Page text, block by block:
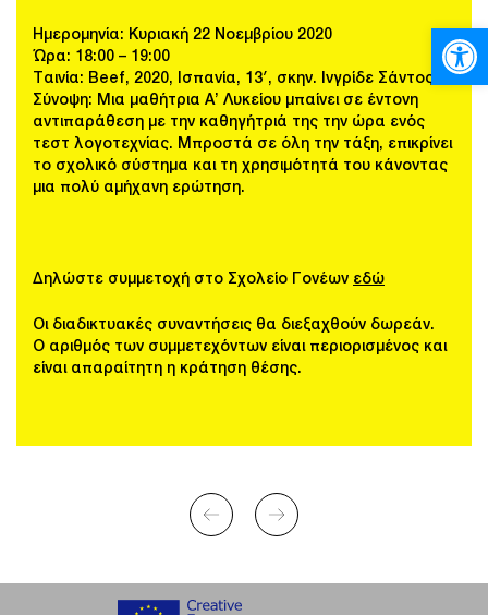
Ημερομηνία: Κυριακή 22 Νοεμβρίου 2020
Ώρα: 18:00 – 19:00
Ταινία: Beef, 2020, Ισπανία, 13′, σκην. Ινγρίδε Σάντος
Σύνοψη: Μια μαθήτρια Α’ Λυκείου μπαίνει σε έντονη
αντιπαράθεση με την καθηγήτριά της την ώρα ενός
τεστ λογοτεχνίας. Μπροστά σε όλη την τάξη, επικρίνει
το σχολικό σύστημα και τη χρησιμότητά του κάνοντας
μια πολύ αμήχανη ερώτηση.
Δηλώστε συμμετοχή στο Σχολείο Γονέων εδώ
Οι διαδικτυακές συναντήσεις θα διεξαχθούν δωρεάν.
Ο αριθμός των συμμετεχόντων είναι περιορισμένος και
είναι απαραίτητη η κράτηση θέσης.